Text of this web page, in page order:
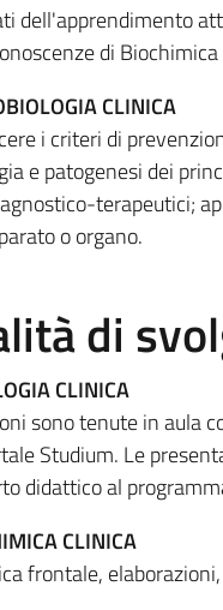
dell'apprendimento
di
CLINICA
i criteri di
e patogenesi dei
terapeutici;
o organo.
di
CLINICA
sono tenute in aula
Studium. Le
didattico al
CLINICA
frontale,